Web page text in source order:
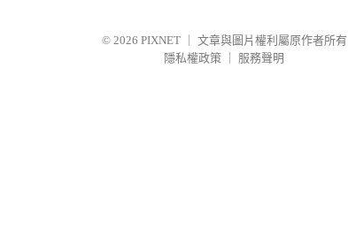
© 2026 PIXNET
文章與圖片權利屬原作者所有
隱私權政策
服務聲明